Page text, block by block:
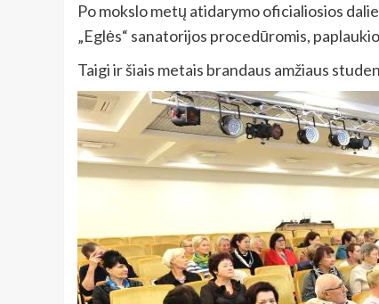
Po mokslo metų atidarymo oficialiosios
„Eglės“ sanatorijos procedūromis,
Taigi ir šiais metais brandaus amžiaus